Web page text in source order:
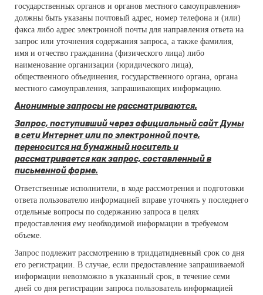
государственных органов и органов местного самоуправления»
должны быть указаны почтовый адрес, номер телефона и (или)
факса либо адрес электронной почты для направления ответа на
запрос или уточнения содержания запроса, а также фамилия,
имя и отчество гражданина (физического лица) либо
наименование организации (юридического лица),
общественного объединения, государственного органа, органа
местного самоуправления, запрашивающих информацию.
Анонимные запросы не рассматриваются.
Запрос, поступивший через официальный сайт Думы
в сети Интернет или по электронной почте,
переносится на бумажный носитель и
рассматривается как запрос, составленный в
письменной форме.
Ответственные исполнители, в ходе рассмотрения и подготовки
ответа пользователю информацией вправе уточнять у последнего
отдельные вопросы по содержанию запроса в целях
предоставления ему необходимой информации в требуемом
объеме.
Запрос подлежит рассмотрению в тридцатидневный срок со дня
его регистрации. В случае, если предоставление запрашиваемой
информации невозможно в указанный срок, в течение семи
дней со дня регистрации запроса пользователь информацией